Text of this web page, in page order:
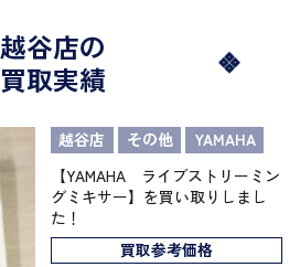
越谷店の
買取実績
越谷店 その他
YAMAHA
【YAMAHA ライブストリーミン
グミキサー】を買い取りしまし
た！
買取参考価格